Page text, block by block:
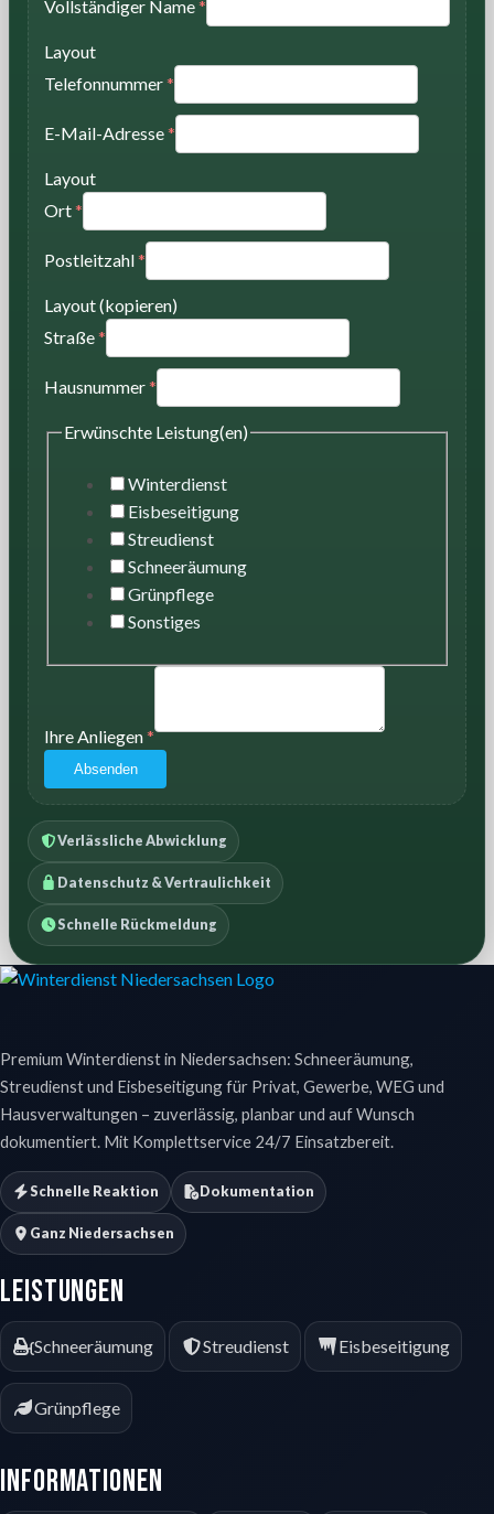
Vollständiger Name*
Layout
Telefonnummer*
E-Mail-Adresse*
Layout
Ort*
Postleitzahl*
Layout (kopieren)
Straße*
Hausnummer*
Erwünschte Leistung(en)
Winterdienst
Eisbeseitigung
Streudienst
Schneeräumung
Grünpflege
Sonstiges
Ihre Anliegen*
Absenden
Verlässliche Abwicklung
Datenschutz & Vertraulichkeit
Schnelle Rückmeldung
Premium Winterdienst in Niedersachsen: Schneeräumung,
Streudienst und Eisbeseitigung für Privat, Gewerbe, WEG und
Hausverwaltungen – zuverlässig, planbar und auf Wunsch
dokumentiert. Mit Komplettservice 24/7 Einsatzbereit.
Schnelle Reaktion Dokumentation
Ganz Niedersachsen
Leistungen
Schneeräumung Streudienst Eisbeseitigung
Grünpflege
Informationen